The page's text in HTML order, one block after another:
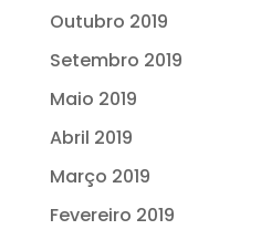
Outubro 2019
Setembro 2019
Maio 2019
Abril 2019
Março 2019
Fevereiro 2019